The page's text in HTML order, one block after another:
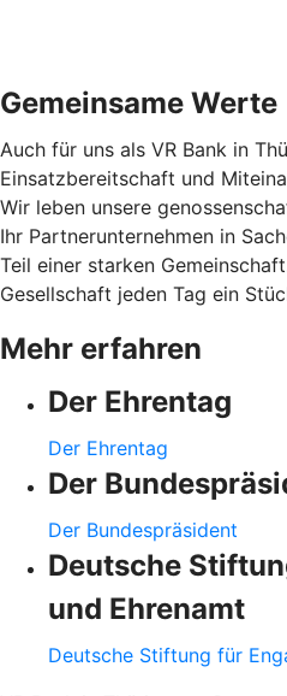
Gemeinsame Werte
Auch für uns als VR Bank in
Einsatzbereitschaft und
Wir leben unsere
Ihr Partnerunternehmen in
Teil einer starken
Gesellschaft jeden Tag ein
Mehr erfahren
Der Ehrentag
Der Ehrentag
Der
Der Bundespräsident
Deutsche
und Ehrenamt
Deutsche Stiftung für